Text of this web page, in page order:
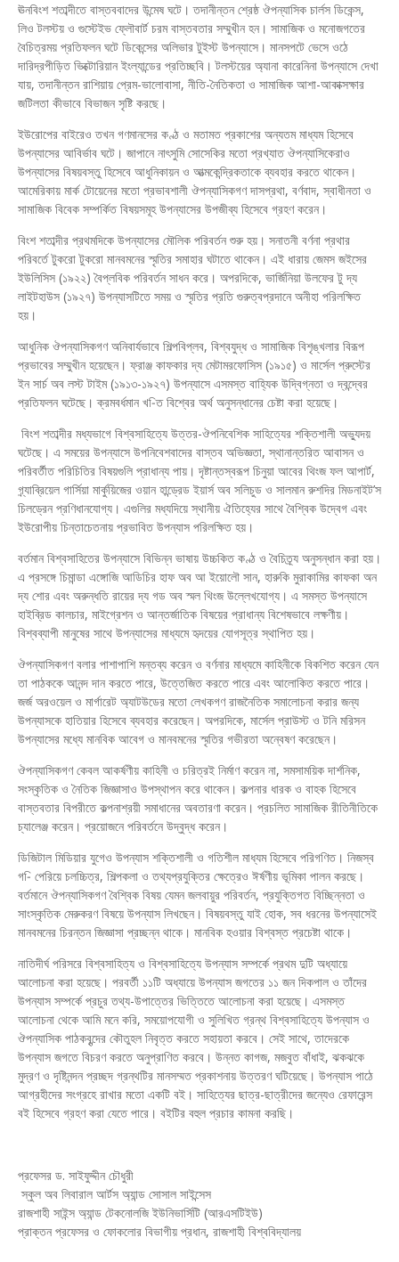
ঊনবিংশ শতাব্দীতে বাস্তববাদের উন্মেষ ঘটে। তদানীন্তন শ্রেষ্ঠ ঔপন্যাসিক চার্লস ডিকেন্স,
লিও টলস্টয় ও গুস্টেইভ ফ্লৌবার্ট চরম বাস্তবতার সম্মুখীন হন। সামাজিক ও মনোজগতের
বৈচিত্রময় প্রতিফলন ঘটে ডিকেন্সের অলিভার টুইস্ট উপন্যাসে। মানসপটে ভেসে ওঠে
দারিদ্রপীড়িত ভিক্টোরিয়ান ইংল্যান্ডের প্রতিচ্ছবি। টলস্টয়ের অ্যানা কারেনিনা উপন্যাসে দেখা
যায়, তদানীন্তন রাশিয়ায় প্রেম-ভালোবাসা, নীতি-নৈতিকতা ও সামাজিক আশা-আকাক্সক্ষার
জটিলতা কীভাবে বিভাজন সৃষ্টি করছে।
ইউরোপের বাইরেও তখন গণমানসের কণ্ঠ ও মতামত প্রকাশের অন্যতম মাধ্যম হিসেবে
উপন্যাসের আবির্ভাব ঘটে। জাপানে নাৎসুমি সোসেকির মতো প্রখ্যাত ঔপন্যাসিকেরাও
উপন্যাসের বিষয়বস্তু হিসেবে আধুনিকায়ন ও আত্মকেন্দ্রিকতাকে ব্যবহার করতে থাকেন।
আমেরিকায় মার্ক টোয়েনের মতো প্রভাবশালী ঔপন্যাসিকগণ দাসপ্রথা, বর্ণবাদ, স্বাধীনতা ও
সামাজিক বিবেক সম্পর্কিত বিষয়সমূহ উপন্যাসের উপজীব্য হিসেবে গ্রহণ করেন।
বিংশ শতাব্দীর প্রথমদিকে উপন্যাসের মৌলিক পরিবর্তন শুরু হয়। সনাতনী বর্ণনা প্রথার
পরিবর্তে টুকরো টুকরো মানবমনের স্মৃতির সমাহার ঘটাতে থাকেন। এই ধারায় জেমস জইসের
ইউলিসিস (১৯২২) বৈপ্লবিক পরিবর্তন সাধন করে। অপরদিকে, ভার্জিনিয়া উলফের টু দ্য
লাইটহাউস (১৯২৭) উপন্যাসটিতে সময় ও স্মৃতির প্রতি গুরুত্বপ্রদানে অনীহা পরিলক্ষিত
হয়।
আধুনিক ঔপন্যাসিকগণ অনিবার্যভাবে শিল্পবিপ্লব, বিশ্বযুদ্ধ ও সামাজিক বিশৃঙ্খলার বিরূপ
প্রভাবের সম্মুখীন হয়েছেন। ফ্রাঞ্জ কাফকার দ্য মেটামরফোসিস (১৯১৫) ও মার্সেল প্রুস্টের
ইন সার্চ অব লস্ট টাইম (১৯১৩-১৯২৭) উপন্যাসে এসমস্ত বাহ্যিক উদ্বিগ্নতা ও দ্বন্দ্বের
প্রতিফলন ঘটেছে। ক্রমবর্ধমান খ-িত বিশ্বের অর্থ অনুসন্ধানের চেষ্টা করা হয়েছে।
বিংশ শতাব্দীর মধ্যভাগে বিশ্বসাহিত্যে উত্তর-ঔপনিবেশিক সাহিত্যের শক্তিশালী অভ্যুদয়
ঘটেছে। এ সময়ের উপন্যাসে উপনিবেশবাদের বাস্তব অভিজ্ঞতা, স্থানান্তরিত আবাসন ও
পরিবর্তীত পরিচিতির বিষয়গুলি প্রাধান্য পায়। দৃষ্টান্তস্বরূপ চিনুয়া আবের থিংজ ফল আপার্ট,
গ্র্যাব্রিয়েল গার্সিয়া মার্কুয়িজের ওয়ান হান্ড্রেড ইয়ার্স অব সলিচুড ও সালমান রুশদির মিডনাইট’স
চিলড্রেন প্রণিধানযোগ্য। এগুলির মধ্যদিয়ে স্থানীয় ঐতিহ্যের সাথে বৈশ্বিক উদ্বেগ এবং
ইউরোপীয় চিন্তাচেতনায় প্রভাবিত উপন্যাস পরিলক্ষিত হয়।
বর্তমান বিশ্বসাহিতের উপন্যাসে বিভিন্ন ভাষায় উচ্চকিত কণ্ঠ ও বৈচিত্র্য অনুসন্ধান করা হয়।
এ প্রসঙ্গে চিমান্ডা এঙ্গোজি আডিচির হাফ অব আ ইয়োলৌ সান, হারুকি মুরাকামির কাফকা অন
দ্য শোর এবং অরুন্ধতি রায়ের দ্য গড অব স্মল থিংজ উল্লেখযোগ্য। এ সমস্ত উপন্যাসে
হাইব্রিড কালচার, মাইগ্রেশন ও আন্তর্জাতিক বিষয়ের প্রাধান্য বিশেষভাবে লক্ষণীয়।
বিশ্বব্যাপী মানুষের সাথে উপন্যাসের মাধ্যমে হৃদয়ের যোগসূত্র স্থাপিত হয়।
ঔপন্যাসিকগণ বলার পাশাপাশি মন্তব্য করেন ও বর্ণনার মাধ্যমে কাহিনীকে বিকশিত করেন যেন
তা পাঠককে আনন্দ দান করতে পারে, উত্তেজিত করতে পারে এবং আলোকিত করতে পারে।
জর্জ অরওয়েল ও মার্গারেট অ্যাটউডের মতো লেখকগণ রাজনৈতিক সমালোচনা করার জন্য
উপন্যাসকে হাতিয়ার হিসেবে ব্যবহার করেছেন। অপরদিকে, মার্সেল প্রাউস্ট ও টনি মরিসন
উপন্যাসের মধ্যে মানবিক আবেগ ও মানবমনের স্মৃতির গভীরতা অন্বেষণ করেছেন।
ঔপন্যাসিকগণ কেবল আকর্ষণীয় কাহিনী ও চরিত্রই নির্মাণ করেন না, সমসাময়িক দার্শনিক,
সংস্কৃতিক ও নৈতিক জিজ্ঞাসাও উপস্থাপন করে থাকেন। কল্পনার ধারক ও বাহক হিসেবে
বাস্তবতার বিপরীতে কল্পনাশ্রয়ী সমাধানের অবতারণা করেন। প্রচলিত সামাজিক রীতিনীতিকে
চ্যালেঞ্জ করেন। প্রয়োজনে পরিবর্তনে উদ্বুদ্ধ করেন।
ডিজিটাল মিডিয়ার যুগেও উপন্যাস শক্তিশালী ও গতিশীল মাধ্যম হিসেবে পরিগণিত। নিজস্ব
গ-ি পেরিয়ে চলচ্চিত্র, শিল্পকলা ও তথ্যপ্রযুক্তির ক্ষেত্রেও ঈর্ষণীয় ভূমিকা পালন করছে।
বর্তমানে ঔপন্যাসিকগণ বৈশ্বিক বিষয় যেমন জলবায়ুর পরিবর্তন, প্রযুক্তিগত বিচ্ছিন্নতা ও
সাংস্কৃতিক মেরুকরণ বিষয়ে উপন্যাস লিখছেন। বিষয়বস্তু যাই হোক, সব ধরনের উপন্যাসেই
মানবমনের চিরন্তন জিজ্ঞাসা প্রচ্ছন্ন থাকে। মানবিক হওয়ার বিশ্বস্ত প্রচেষ্টা থাকে।
নাতিদীর্ঘ পরিসরে বিশ্বসাহিত্য ও বিশ্বসাহিত্যে উপন্যাস সম্পর্কে প্রথম দুটি অধ্যায়ে
আলোচনা করা হয়েছে। পরবর্তী ১১টি অধ্যায়ে উপন্যাস জগতের ১১ জন দিকপাল ও তাঁদের
উপন্যাস সম্পর্কে প্রচুর তথ্য-উপাত্তের ভিত্তিতে আলোচনা করা হয়েছে। এসমস্ত
আলোচনা থেকে আমি মনে করি, সময়োপযোগী ও সুলিখিত গ্রন্থ বিশ্বসাহিত্যে উপন্যাস ও
ঔপন্যাসিক পাঠকবৃন্দের কৌতুহল নিবৃত্ত করতে সহায়তা করবে। সেই সাথে, তাদেরকে
উপন্যাস জগতে বিচরণ করতে অনুপ্রাণিত করবে। উন্নত কাগজ, মজবুত বাঁধাই, ঝকঝকে
মুদ্রণ ও দৃষ্টিনন্দন প্রচ্ছদ গ্রন্থটির মানসম্মত প্রকাশনায় উত্তরণ ঘটিয়েছে। উপন্যাস পাঠে
আগ্রহীদের সংগ্রহে রাখার মতো একটি বই। সাহিত্যের ছাত্র-ছাত্রীদের জন্যেও রেফারেন্স
বই হিসেবে গ্রহণ করা যেতে পারে। বইটির বহুল প্রচার কামনা করছি।
প্রফেসর ড. সাইফুদ্দীন চৌধুরী
স্কুল অব লিবারাল আর্টস অ্যান্ড সোসাল সাইন্সেস
রাজশাহী সাইন্স অ্যান্ড টেকনোলজি ইউনিভার্সিটি (আরএসটিইউ)
প্রাক্তন প্রফেসর ও ফোকলোর বিভাগীয় প্রধান, রাজশাহী বিশ্ববিদ্যালয়